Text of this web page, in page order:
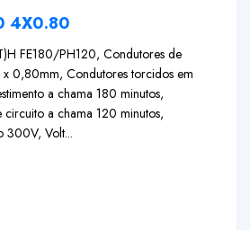
4X0.80
FE180/PH120, Condutores de
0,80mm, Condutores torcidos em
a chama 180 minutos,
circuito a chama 120 minutos,
300V, Volt...